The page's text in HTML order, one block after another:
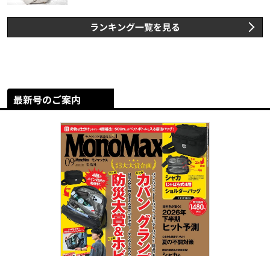
ランキング一覧を見る
最新号のご案内